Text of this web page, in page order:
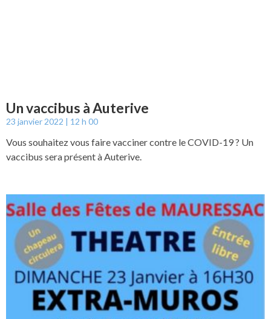
Un vaccibus à Auterive
23 janvier 2022 12 h 00
Vous souhaitez vous faire vacciner contre le COVID-19 ? Un
vaccibus sera présent à Auterive.